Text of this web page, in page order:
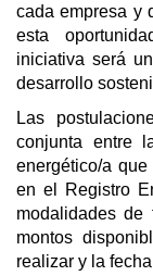
cada empresa y
esta
iniciativa será
desarrollo
Las
conjunta entre
energético/a
en el Registro
modalidades
montos
realizar y la